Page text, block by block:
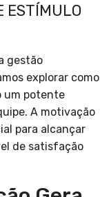
ESTÍMULO
gestão
explorar como
um potente
A motivação
para alcançar
de satisfação